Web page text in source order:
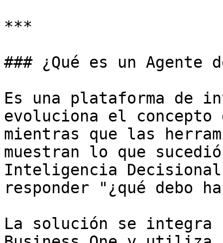
***
### ¿Qué es un
Es una plataforma de
evoluciona el
mientras que las
muestran lo que
Inteligencia
responder "¿qué debo
La solución se integra